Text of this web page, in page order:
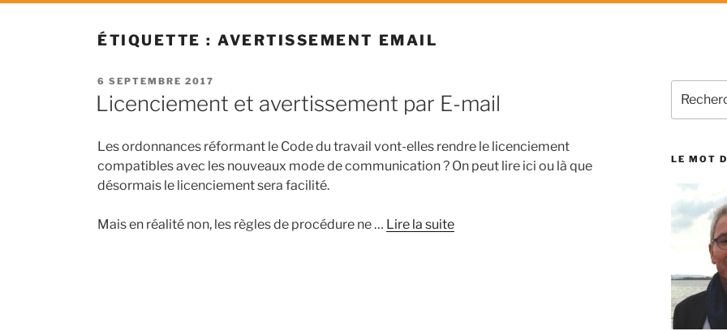
ÉTIQUETTE :AVERTISSEMENT EMAIL
PUBLIÉ
LE
6 SEPTEMBRE 2017
Licenciement et avertissement par E-mail
Les ordonnances réformant le Code du travail vont-elles rendre le licenciement
compatibles avec les nouveaux mode de communication ? On peut lire ici ou là que
désormais le licenciement sera facilité.
Mais en réalité non, les règles de procédure ne … Lire la suite
pour
LE MOT